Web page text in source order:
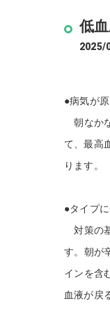
低
2025/
●病気が
朝なか
て、最高
ります。
●タイプ
対策の
す。朝が
インを含
血液が戻